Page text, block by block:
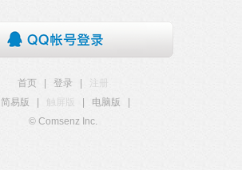
首页 登录
注册
简易版
触屏版 电脑版
© Comsenz Inc.